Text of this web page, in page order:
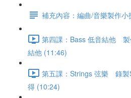
補充內容：編曲/音樂製作
第四課：Bass 低音結他
結他 (11:46)
第五課：Strings 弦樂 錄製
得 (10:24)